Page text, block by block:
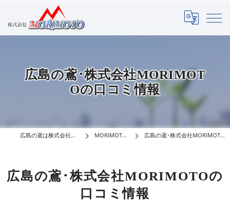
広島の鳶･株式会社MORIMOT
Oの口コミ情報
広島の鳶は株式会社MORIMOTO MORIMOTOの強み 広島の鳶･株式会社MORIMOTOの口コミ情報
広島の鳶･株式会社MORIMOTOの
口コミ情報